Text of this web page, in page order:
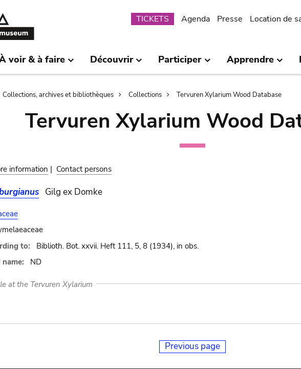
Submenu
TICKETS Agenda Presse Location de
voir & à faire Découvrir Participer Apprendre
Collections, archives et bibliothèques Collections Tervuren Xylarium Wood Database
Tervuren Xylarium Wood
information | Contact persons
Gilg ex Domke
to:
Biblioth. Bot. xxvii. Heft 111, 5, 8 (1934), in obs.
ND
at the Tervuren Xylarium
Previous page